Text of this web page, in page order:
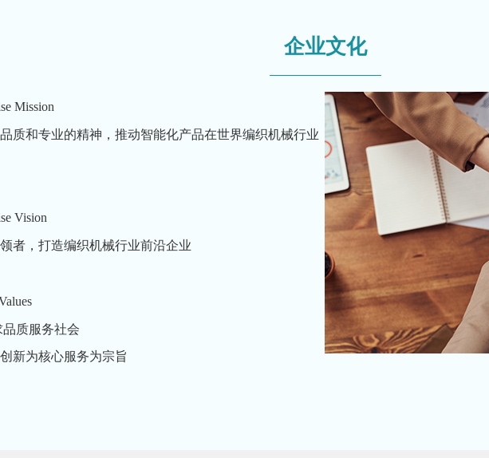
企业文化
Mission
质和专业的精神，推动智能化产品在世界编织机械行业
Vision
者，打造编织机械行业前沿企业
质服务社会
新为核心服务为宗旨